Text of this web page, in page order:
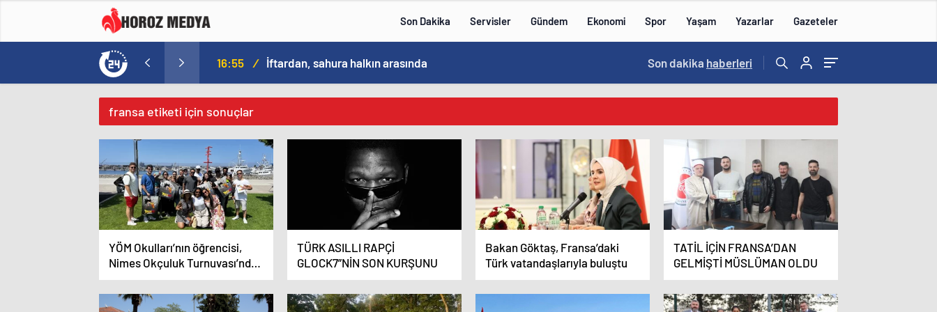
Son Dakika Servisler Gündem Ekonomi Spor Yaşam Yazarlar Gazeteler
16:09 / 15:59 /
Son dakika haberleri
fransa etiketi için sonuçlar
YÖM Okulları’nın öğrencisi,
Nimes Okçuluk Turnuvası’nda
dünya üçüncüsü oldu
TÜRK ASILLI RAPÇİ
GLOCK7”NİN SON KURŞUNU
Bakan Göktaş, Fransa’daki
Türk vatandaşlarıyla buluştu
TATİL İÇİN FRANSA’DAN
GELMİŞTİ MÜSLÜMAN OLDU